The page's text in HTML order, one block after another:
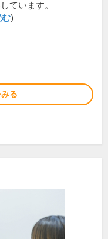
ています。
む)
る